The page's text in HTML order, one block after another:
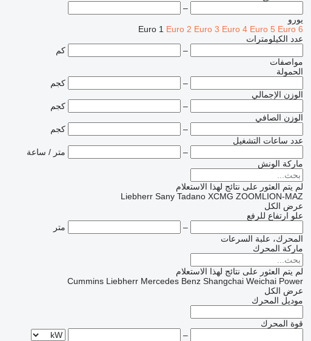
–
يورو
Euro 1 Euro 2 Euro 3 Euro 4 Euro 5 Euro 6
عدد الكيلومترات
–
كم
مواصفات
الحمولة
–
كجم
الوزن الإجمالي
–
كجم
الوزن الصافي
–
كجم
عدد ساعات التشغيل
–
متر / ساعة
ماركة الونش
لم يتم العثور على نتائج لهذا الاستعلام
Liebherr Sany Tadano XCMG ZOOMLION-MAZ
عرض الكل
علو ارتفاع للرفع
–
متر
المحرك، علبة السرعات
ماركة المحرك
لم يتم العثور على نتائج لهذا الاستعلام
Cummins Liebherr Mercedes Benz Shangchai Weichai Power
عرض الكل
موديل المحرك
قوة المحرك
–